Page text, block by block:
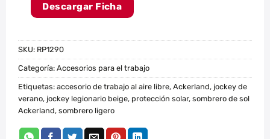
Descargar Ficha
SKU: RP1290
Categoría: Accesorios para el trabajo
Etiquetas: accesorio de trabajo al aire libre, Ackerland, jockey de
verano, jockey legionario beige, protección solar, sombrero de sol
Ackerland, sombrero ligero